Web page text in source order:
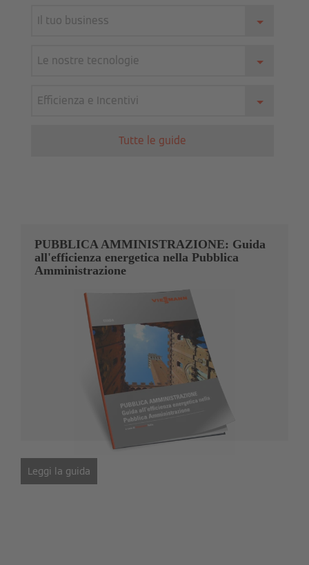
Il tuo business
Le nostre tecnologie
Efficienza e Incentivi
Tutte le guide
PUBBLICA AMMINISTRAZIONE: Guida
all'efficienza energetica nella Pubblica
Amministrazione
Leggi la guida